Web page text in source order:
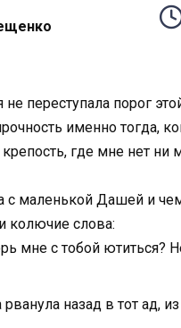
не переступала порог
именно тогда,
где мне нет ни
с маленькой Дашей и
колючие слова:
мне с тобой ютиться?
рванула назад в тот ад,